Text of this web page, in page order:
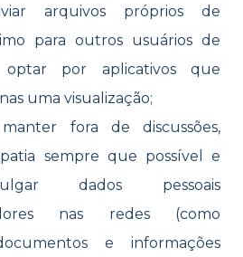
arquivos próprios de
para outros usuários de
por aplicativos que
uma visualização;
fora de discussões,
sempre que possível e
dados pessoais
nas redes (como
e informações